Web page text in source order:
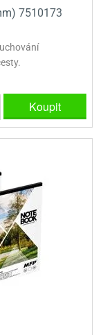
7510173
Koupit